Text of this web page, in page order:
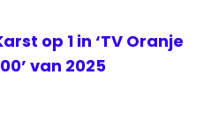
op 1 in ‘TV Oranje
van 2025